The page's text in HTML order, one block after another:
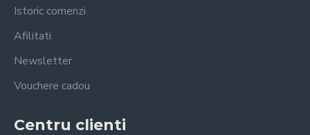
Istoric comenzi
Afilitati
Newsletter
Vouchere cadou
Centru clienti